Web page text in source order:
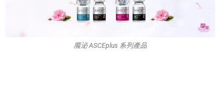
魔泌 ASCEplus 系列產品